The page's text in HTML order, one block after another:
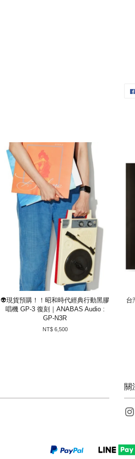
👽現貨預購！！昭和時代經典行動黑膠
唱機 GP-3 復刻｜ANABAS Audio :
GP-N3R
NT$ 6,500
台
關